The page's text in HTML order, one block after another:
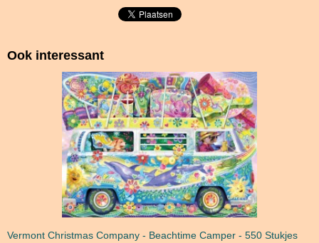
Ook interessant
Vermont Christmas Company - Beachtime Camper - 550 Stukjes